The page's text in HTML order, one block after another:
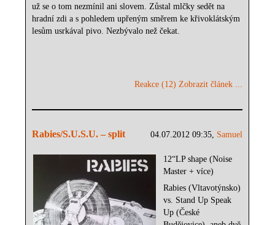
už se o tom nezmínil ani slovem. Zůstal mlčky sedět na
hradní zdi a s pohledem upřeným směrem ke křivoklátským
lesům usrkával pivo. Nezbývalo než čekat.
Reakce (12) Zobrazit článek ...
04.07.2012 09:35, Samuel
Rabies/S.U.S.U. – split
12“LP shape (Noise
Master + více)
Rabies (Vltavotýnsko)
vs. Stand Up Speak
Up (České